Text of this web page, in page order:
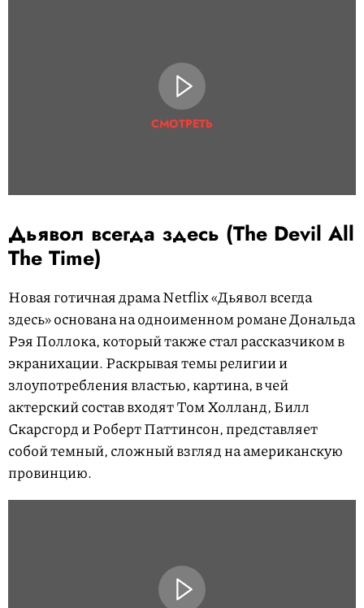
СМОТРЕТЬ
Дьявол всегда здесь (The Devil All
The Time)
Новая готичная драма Netflix «Дьявол всегда
здесь» основана на одноименном романе Дональда
Рэя Поллока, который также стал рассказчиком в
экранихации. Раскрывая темы религии и
злоупотребления властью, картина, в чей
актерский состав входят Том Холланд, Билл
Скарсгорд и Роберт Паттинсон, представляет
собой темный, сложный взгляд на американскую
провинцию.